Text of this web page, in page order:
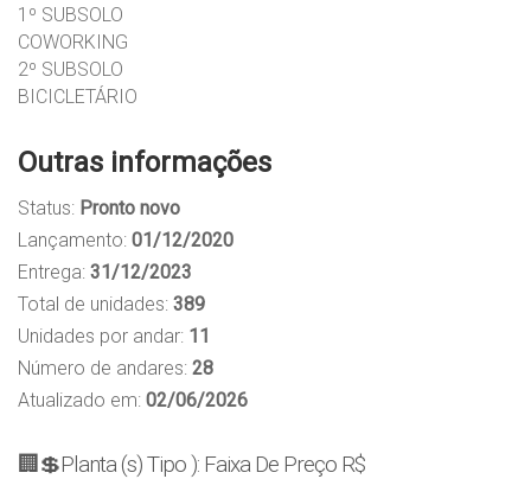
1º SUBSOLO
COWORKING
2º SUBSOLO
BICICLETÁRIO
Outras informações
Status: Pronto novo
Lançamento: 01/12/2020
Entrega: 31/12/2023
Total de unidades: 389
Unidades por andar: 11
Número de andares: 28
Atualizado em: 02/06/2026
🏢💲Planta (s) Tipo ): Faixa De Preço R$